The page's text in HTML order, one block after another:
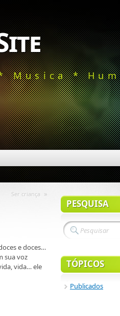
Musica *
Ser criança »
e doces…
sua voz
vida… ele
PESQUISA
TÓPICOS
Publicados